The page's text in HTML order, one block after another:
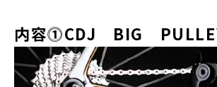
内容⓵CDJ BIG